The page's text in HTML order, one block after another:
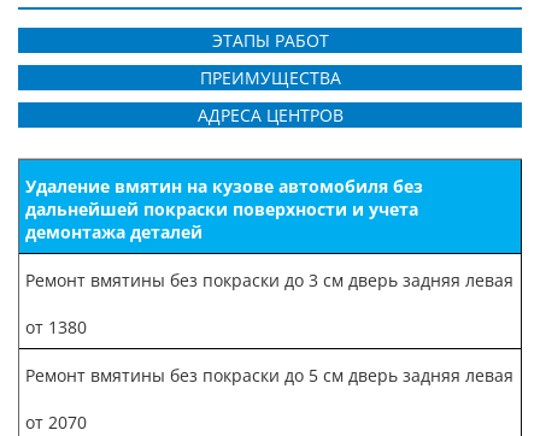
ЭТАПЫ РАБОТ
ПРЕИМУЩЕСТВА
АДРЕСА ЦЕНТРОВ
Удаление вмятин на кузове автомобиля без
дальнейшей покраски поверхности и учета
демонтажа деталей
Ремонт вмятины без покраски до 3 см дверь задняя левая
от 1380
Ремонт вмятины без покраски до 5 см дверь задняя левая
от 2070